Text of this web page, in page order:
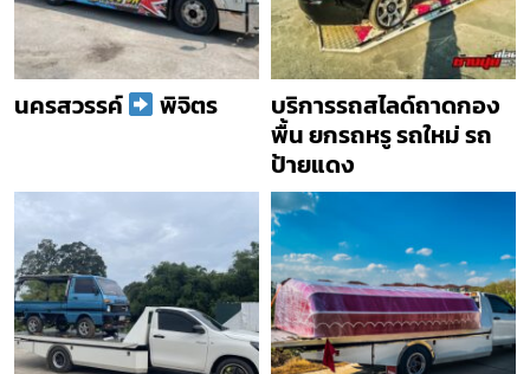
นครสวรรค์ พิจิตร
บริการรถสไลด์ถาดกอง
พื้น ยกรถหรู รถใหม่ รถ
ป้ายแดง